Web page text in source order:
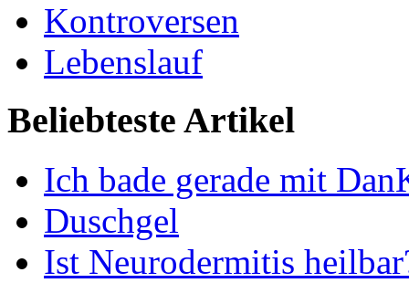
Kontroversen
Lebenslauf
Beliebteste Artikel
Ich bade gerade mit
Duschgel
Ist Neurodermitis